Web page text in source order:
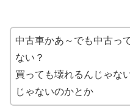
中古車かあ～でも中古っ
ない？
買っても壊れるんじゃな
じゃないのかとか